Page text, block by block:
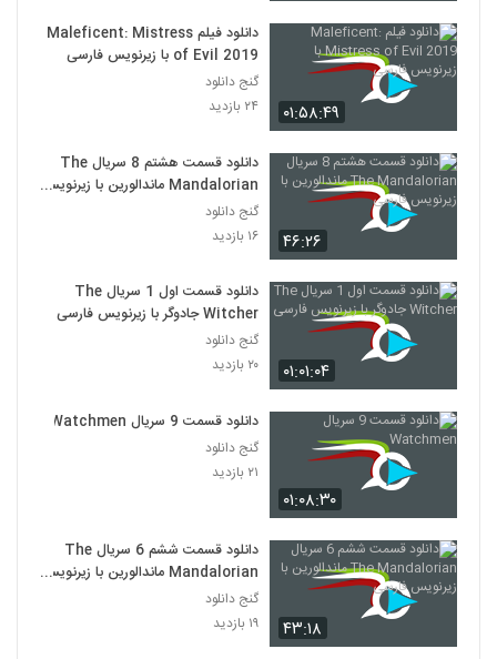
۰۱:۵۸:۴۹
دانلود فیلم Maleficent: Mistress
of Evil 2019 با زیرنویس فارسی
گنج دانلود
۲۴ بازدید
۴۶:۲۶
دانلود قسمت هشتم 8 سریال The
Mandalorian ماندالورین با زیرنویس
فارسی
گنج دانلود
۱۶ بازدید
۰۱:۰۱:۰۴
دانلود قسمت اول 1 سریال The
Witcher جادوگر با زیرنویس فارسی
گنج دانلود
۲۰ بازدید
۰۱:۰۸:۳۰
دانلود قسمت 9 سریال Watchmen
گنج دانلود
۲۱ بازدید
۴۳:۱۸
دانلود قسمت ششم 6 سریال The
Mandalorian ماندالورین با زیرنویس
فارسی
گنج دانلود
۱۹ بازدید